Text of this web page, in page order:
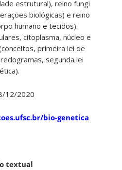
estrutural), reino fungi
biológicas) e reino
humano e tecidos).
citoplasma, núcleo e
primeira lei de
segunda lei
12/2020
bio-genetica
textual